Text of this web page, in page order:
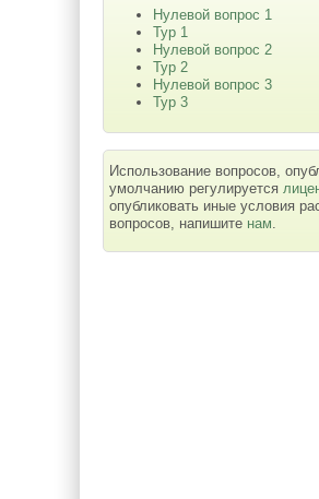
Нулевой вопрос 1
Тур 1
Нулевой вопрос 2
Тур 2
Нулевой вопрос 3
Тур 3
Использование вопросов,
умолчанию регулируется
опубликовать иные условия
вопросов, напишите нам.